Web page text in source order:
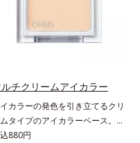
チクリームアイカラー
カラーの発色を引き立てるクリ
タイプのアイカラーベース。ア
ラーの発色とツヤめきを最大限
880円